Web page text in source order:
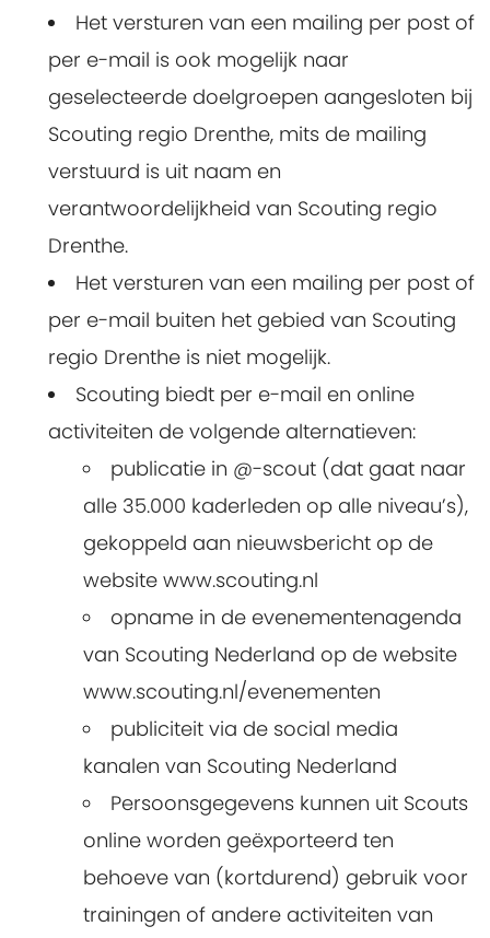
Het versturen van een mailing per post of
per e-mail is ook mogelijk naar
geselecteerde doelgroepen aangesloten bij
Scouting regio Drenthe, mits de mailing
verstuurd is uit naam en
verantwoordelijkheid van Scouting regio
Drenthe.
Het versturen van een mailing per post of
per e-mail buiten het gebied van Scouting
regio Drenthe is niet mogelijk.
Scouting biedt per e-mail en online
activiteiten de volgende alternatieven:
publicatie in @-scout (dat gaat naar
alle 35.000 kaderleden op alle niveau’s),
gekoppeld aan nieuwsbericht op de
website www.scouting.nl
opname in de evenementenagenda
van Scouting Nederland op de website
www.scouting.nl/evenementen
publiciteit via de social media
kanalen van Scouting Nederland
Persoonsgegevens kunnen uit Scouts
online worden geëxporteerd ten
behoeve van (kortdurend) gebruik voor
trainingen of andere activiteiten van